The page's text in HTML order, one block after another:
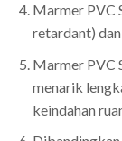
Marmer PVC
retardant)
Marmer PVC
menarik
keindahan